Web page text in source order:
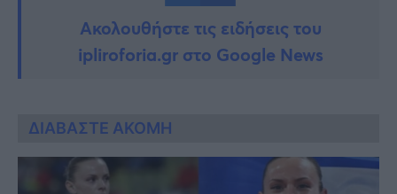
Ακολουθήστε τις ειδήσεις του
ipliroforia.gr στο Google News
ΔΙΑΒΑΣΤΕ ΑΚΟΜΗ